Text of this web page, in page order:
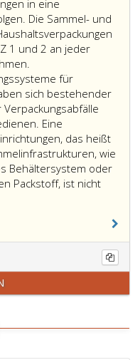
in eine
Die Sammel- und
1 und 2 an jeder
die
Sammel-
und
Verwertungssysteme
zu
übergeben;
der
Marktanteil
und
Verwertungssystems
ist
und
für
sich bestehender
Eine
das heißt
wie
Behältersystem oder
Packstoff, ist nicht